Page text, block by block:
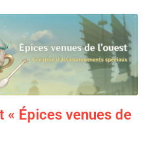
« Épices venues de